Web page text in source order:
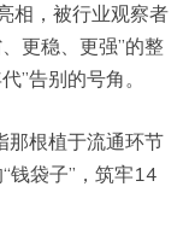
相，被行业观察者
更稳、更强”的整
”告别的号角。
那根植于流通环节
钱袋子”，筑牢14